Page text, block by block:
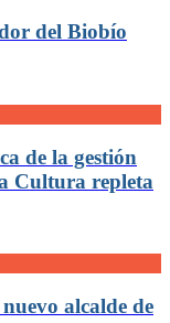
del Biobío
de la gestión
Cultura repleta
alcalde de